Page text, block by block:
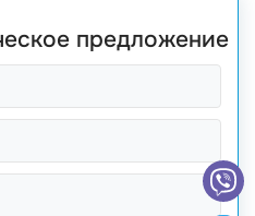
предложение